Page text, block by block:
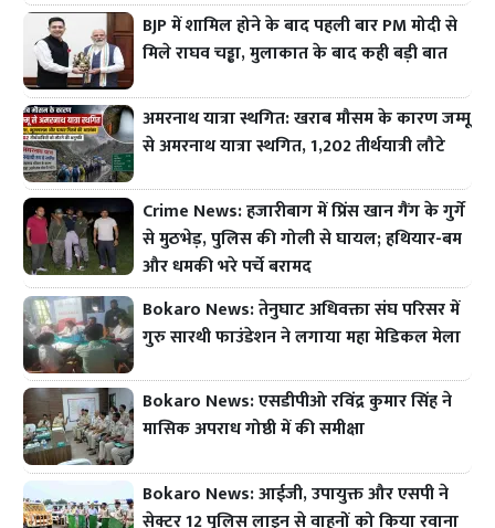
BJP में शामिल होने के बाद पहली बार PM मोदी से
मिले राघव चड्ढा, मुलाकात के बाद कही बड़ी बात
अमरनाथ यात्रा स्थगित: खराब मौसम के कारण जम्मू
से अमरनाथ यात्रा स्थगित, 1,202 तीर्थयात्री लौटे
Crime News: हजारीबाग में प्रिंस खान गैंग के गुर्गे
से मुठभेड़, पुलिस की गोली से घायल; हथियार-बम
और धमकी भरे पर्चे बरामद
Bokaro News: तेनुघाट अधिवक्ता संघ परिसर में
गुरु सारथी फाउंडेशन ने लगाया महा मेडिकल मेला
Bokaro News: एसडीपीओ रविंद्र कुमार सिंह ने
मासिक अपराध गोष्ठी में की समीक्षा
Bokaro News: आईजी, उपायुक्त और एसपी ने
सेक्टर 12 पुलिस लाइन से वाहनों को किया रवाना